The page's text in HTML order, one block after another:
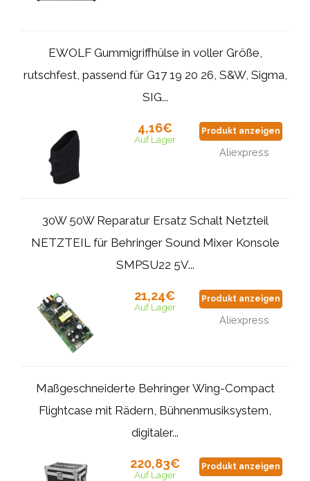
EWOLF Gummigriffhülse in voller Größe,
rutschfest, passend für G17 19 20 26, S&W, Sigma,
SIG...
4,16€
Auf Lager
Produkt anzeigen
Aliexpress
30W 50W Reparatur Ersatz Schalt Netzteil
NETZTEIL für Behringer Sound Mixer Konsole
SMPSU22 5V...
21,24€
Auf Lager
Produkt anzeigen
Aliexpress
Maßgeschneiderte Behringer Wing-Compact
Flightcase mit Rädern, Bühnenmusiksystem,
digitaler...
220,83€
Auf Lager
Produkt anzeigen